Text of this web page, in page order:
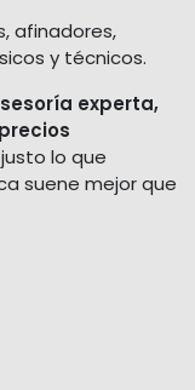
afinadores,
y técnicos.
experta,
lo que
suene mejor que